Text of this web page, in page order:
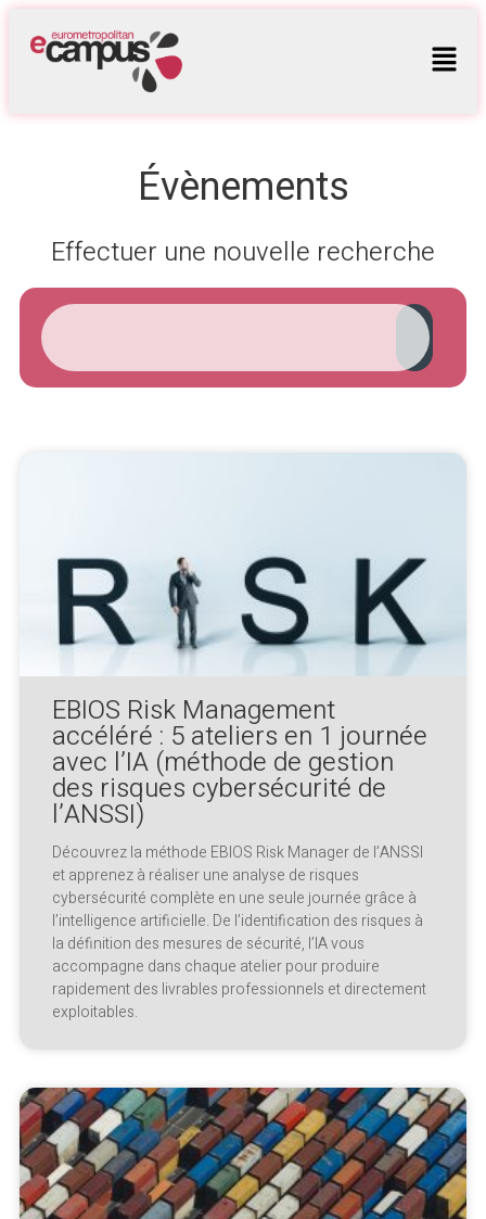
Évènements
Effectuer une nouvelle recherche
EBIOS Risk Management
accéléré : 5 ateliers en 1 journée
avec l’IA (méthode de gestion
des risques cybersécurité de
l’ANSSI)
Découvrez la méthode EBIOS Risk Manager de l’ANSSI
et apprenez à réaliser une analyse de risques
cybersécurité complète en une seule journée grâce à
l’intelligence artificielle. De l’identification des risques à
la définition des mesures de sécurité, l’IA vous
accompagne dans chaque atelier pour produire
rapidement des livrables professionnels et directement
exploitables.